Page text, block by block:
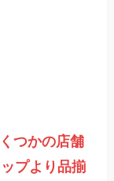
つかの店舗
プより品揃